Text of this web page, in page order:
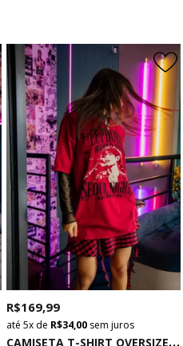
C
AMISETA T-SHIRT OVERSIZED VERMELHA EUPHORIA
R$ 169,99
5x de R$ 34,00 sem juros